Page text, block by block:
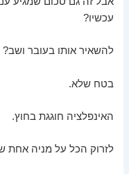
עכשיו?
להשאיר אותו בעובר ושב?
בטח שלא.
האינפלציה חוגגת בחוץ.
לזרוק הכל על מניה אחת